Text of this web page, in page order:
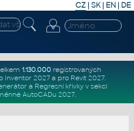
CZ | SK| EN | DE
1.130.000registrovaných
Inventor 2027a pro Revit 2027.
a Regresní křivkyv sekci
AutoCADu 2027.